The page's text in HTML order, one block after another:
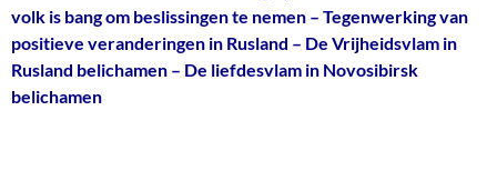
volk is bang om beslissingen te nemen – Tegenwerking van
positieve veranderingen in Rusland – De Vrijheidsvlam in
Rusland belichamen – De liefdesvlam in Novosibirsk
belichamen